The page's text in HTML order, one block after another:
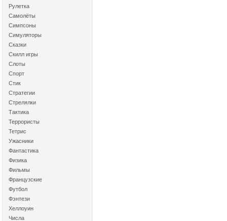
Рулетка
Самолёты
Симпсоны
Симуляторы
Сказки
Скилл игры
Слоты
Спорт
Стик
Стратегии
Стрелялки
Тактика
Террористы
Тетрис
Ужасники
Фантастика
Физика
Фильмы
Французские
Футбол
Фэнтези
Хеллоуин
Числа